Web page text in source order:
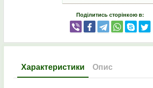
Поділитись сторінкою в:
Характеристики Опис